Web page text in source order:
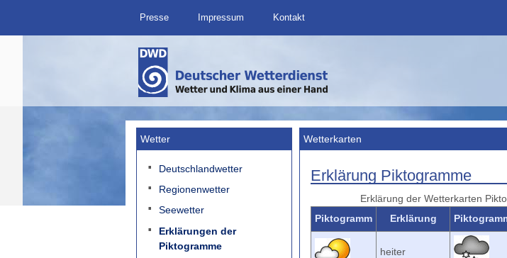
Presse Impressum Kontakt
Wetter
Deutschlandwetter
Regionenwetter
Seewetter
Erklärungen der
Piktogramme
Wetterkarten
Erklärung Piktogramme
Erklärung der Wetterkarten
Piktogramm
Erklärung
heiter